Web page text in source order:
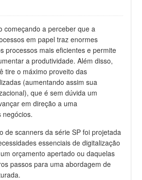
começando a perceber que a
em papel traz enormes
processos mais eficientes e permite
a produtividade. Além disso,
tire o máximo proveito das
(aumentando assim sua
que é sem dúvida um
em direção a uma
negócios.
de scanners da série SP foi projetada
essenciais de digitalização
orçamento apertado ou daquelas
passos para uma abordagem de